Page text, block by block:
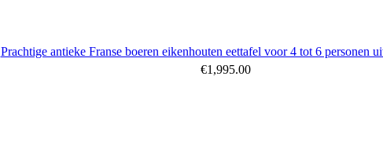
Prachtige antieke Franse boeren eikenhouten eettafel voor 4 tot 6 personen
€1,995.00